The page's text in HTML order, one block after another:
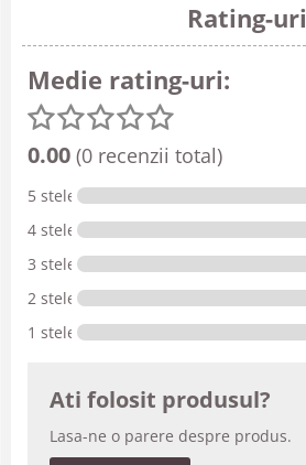
Rating-uri
Medie rating-uri:
0.00 (0 recenzii total)
5 stele
4 stele
3 stele
2 stele
1 stele
Ati folosit produsul?
Lasa-ne o parere despre produs.